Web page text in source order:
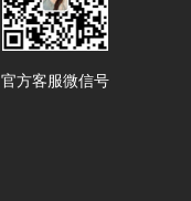
官方客服微信号